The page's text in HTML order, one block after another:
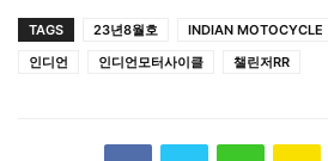
TAGS 23년8월호 INDIAN MOTOCYCLE
인디언
인디언모터사이클 챌린저RR